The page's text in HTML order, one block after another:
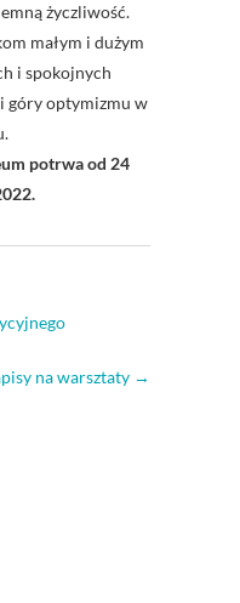
życzliwość.
małym i dużym
i spokojnych
góry optymizmu w
potrwa od 24
na warsztaty →